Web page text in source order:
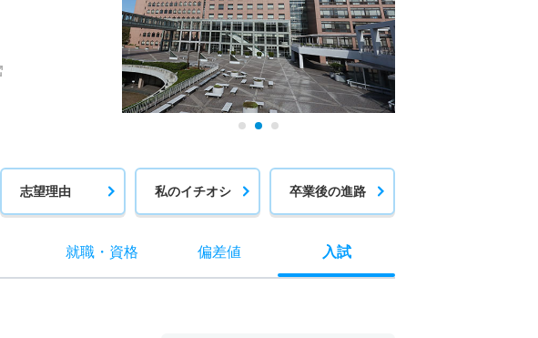
志望理由 私のイチオシ 卒業後の進路
就職・ 資格 偏差値 入試